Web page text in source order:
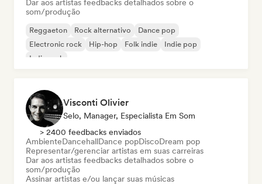
Dar aos artistas feedbacks detalhados sobre o
som/produção
Reggaeton Rock alternativo
Dance pop
Electronic rock
Hip-hop Folk indie
Indie pop
Indie rock
Visconti Olivier
Selo, Manager, Especialista Em Som
> 2400 feedbacks enviados
AmbienteDancehallDance popDiscoDream pop
Representar/gerenciar artistas em suas carreiras
Dar aos artistas feedbacks detalhados sobre o
som/produção
Assinar artistas e/ou lançar suas músicas